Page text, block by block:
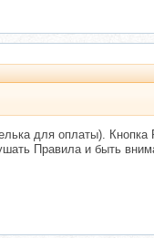
для оплаты). Кнопка
Правила и быть